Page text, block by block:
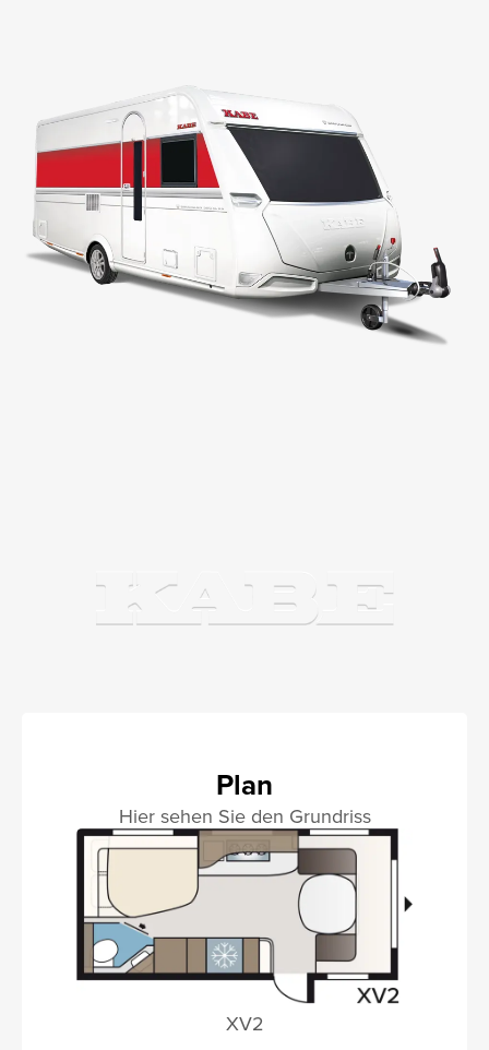
Plan
Hier sehen Sie den Grundriss
XV2